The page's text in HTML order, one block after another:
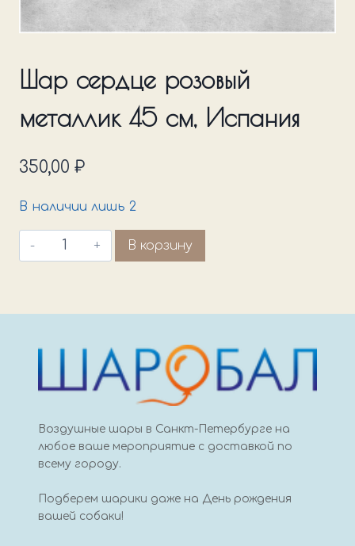
Шар сердце розовый
металлик 45 см, Испания
350,00 ₽
В наличии лишь 2
Количество
товара
металлик
см,
В корзину
Воздушные шары в Санкт-Петербурге на
любое ваше мероприятие с доставкой по
всему городу.
Подберем шарики даже на День рождения
вашей собаки!